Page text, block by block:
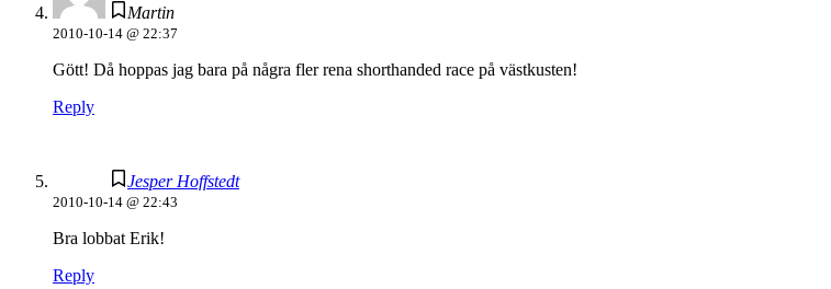
Martin
2010-10-14 @ 22:37
Gött! Då hoppas jag bara på några fler rena shorthanded race på västkusten!
Reply
Jesper Hoffstedt
2010-10-14 @ 22:43
Bra lobbat Erik!
Reply